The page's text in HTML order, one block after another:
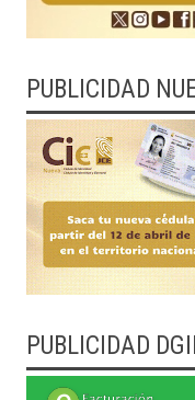
PUBLICIDAD
PUBLICIDAD DGII